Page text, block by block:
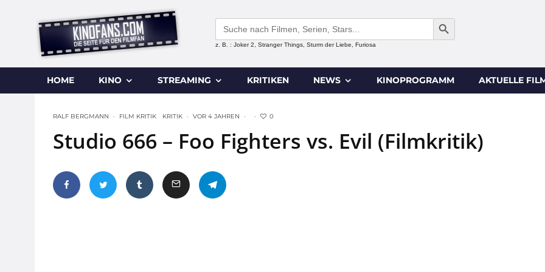
Search
for:
SEARCH BUTTON
z. B. : Joker 2, Stranger Things, Sturm der Liebe, Furiosa
HOME KINO STREAMING KRITIKEN NEWS KINOPROGRAMM AKTUELLE
RALF BERGMANN · FILM KRITIK KRITIK · VOR 4 JAHREN · · 0
Studio 666 – Foo Fighters vs. Evil (Filmkritik)